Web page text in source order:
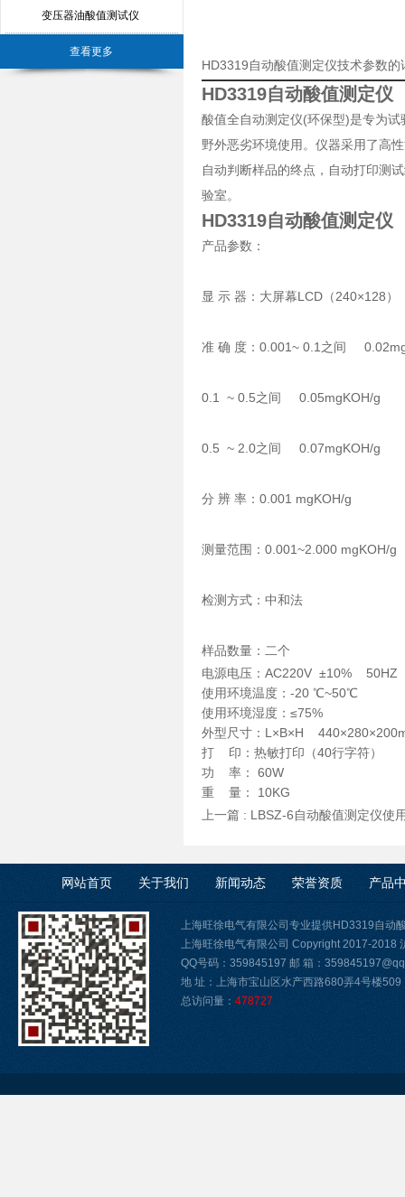
变压器油酸值测试仪
查看更多
HD3319自动酸值测定仪技术参数的
HD3319自动酸值测定仪
酸值全自动测定仪(环保型)是专为
野外恶劣环境使用。仪器采用了高
自动判断样品的终点，自动打印测
验室。
HD3319自动酸值测定仪
产品参数：
显 示 器：大屏幕LCD（240×128）
准 确 度：0.001~ 0.1之间
0.1 ~ 0.5之间 0.05mgKOH/g
0.5 ~ 2.0之间 0.07mgKOH/g
分 辨 率：0.001 mgKOH/g
测量范围：0.001~2.000 mgKOH/g
检测方式：中和法
样品数量：二个
电源电压：AC220V ±10% 50HZ
使用环境温度：-20 ℃~50℃
使用环境湿度：≤75%
外型尺寸：L×B×H
打 印：热敏打印（40行字符）
功 率： 60W
重 量： 10KG
上一篇 : LBSZ-6自动酸值测定仪使
网站首页 关于我们 新闻动态 荣誉资质 产品
上海旺徐电气有限公司专业提供HD3319自动
上海旺徐电气有限公司 Copyright 2017-2018
QQ号码：359845197 邮 箱：
地 址：上海市宝山区水产西路680弄4号楼509
总访问量： 478727